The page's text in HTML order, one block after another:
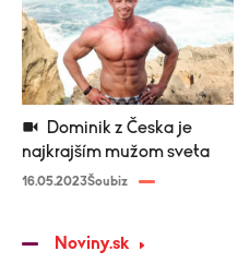
najkrajším mužom sveta
16.05.2023Šoubiz
Noviny.sk